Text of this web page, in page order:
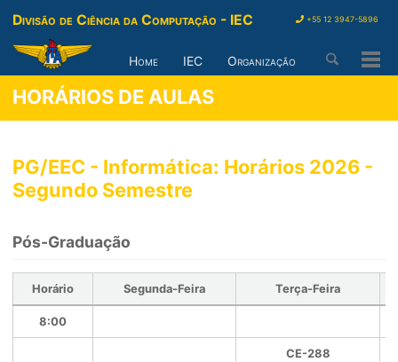
Divisão de Ciência da Computação - IEC +55 12 3947-5896
Home IEC Organização
HORÁRIOS DE AULAS
PG/EEC - Informática: Horários 2026 -
Segundo Semestre
Pós-Graduação
Horário Segunda-Feira Terça-Feira
8:00
CE-288